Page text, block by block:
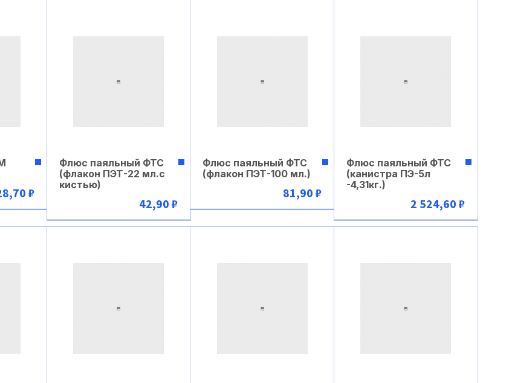
₽
В корзину
Флюс паяльный ФТС
(флакон ПЭТ-22 мл.с
кистью)
42,90 ₽
Флюс паяльный ФТС
(флакон ПЭТ-100 мл.)
81,90 ₽
В корзину
Флюс паяльный ФТС
(канистра ПЭ-5л
-4,31кг.)
2 524,60 ₽